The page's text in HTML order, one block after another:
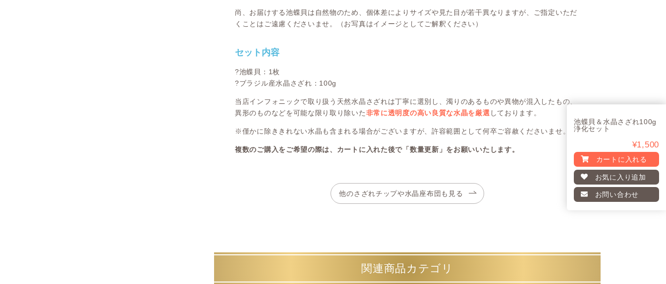
池蝶貝＆水晶さざれ100g
浄化セット
¥1,500
カートに入れる
お気に入り追加
お問い合わせ
尚、お届けする池蝶貝は自然物のため、個体差によりサイズや見た目が若干異なりますが、ご指定いただ
くことはご遠慮くださいませ。（お写真はイメージとしてご解釈ください）
セット内容
?池蝶貝：1枚
?ブラジル産水晶さざれ：100g
当店インフォニックで取り扱う天然水晶さざれは丁寧に選別し、濁りのあるものや異物が混入したもの、
異形のものなどを可能な限り取り除いた非常に透明度の高い良質な水晶を厳選 しております。
※僅かに除ききれない水晶も含まれる場合がございますが、許容範囲として何卒ご容赦くださいませ。
複数のご購入をご希望の際は、カートに入れた後で「数量更新」をお願いいたします。
他のさざれチップや水晶座布団も見る
関連商品カテゴリ